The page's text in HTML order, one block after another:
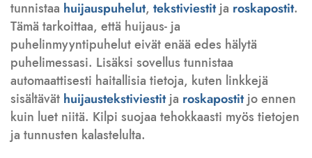
tunnistaa huijauspuhelut, tekstiviestitja roskapostit.
Tämä tarkoittaa, että huijaus- ja
puhelinmyyntipuhelut eivät enää edes hälytä
puhelimessasi. Lisäksi sovellus tunnistaa
automaattisesti haitallisia tietoja, kuten linkkejä
sisältävät huijaustekstiviestitja roskapostitjo ennen
kuin luet niitä. Kilpi suojaa tehokkaasti myös tietojen
ja tunnusten kalastelulta.